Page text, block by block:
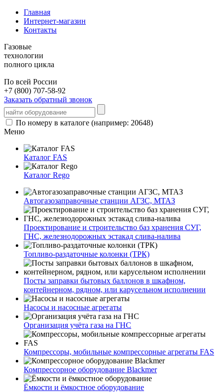
Главная
Интернет-магазин
Контакты
Газовые
технологии
полного цикла
По всей России
+7 (800) 707-58-92
Заказать обратный звонок
По номеру в каталоге (например: 20648)
Меню
Каталог FAS
Каталог Rego
Автогазозаправочные станции АГЗС, МТАЗ
Проектирование и строительство баз хранения СУГ,
ГНС, железнодорожных эстакад слива-налива
Топливо-раздаточные колонки (ТРК)
Посты заправки бытовых баллонов в шкафном,
контейнерном, рядном, или карусельном исполнении
Насосы и насосные агрегаты
Организация учёта газа на ГНС
Компрессоры, мобильные компрессорные агрегаты FAS
Компрессорное оборудование Blackmer
Ёмкости и ёмкостное оборудование